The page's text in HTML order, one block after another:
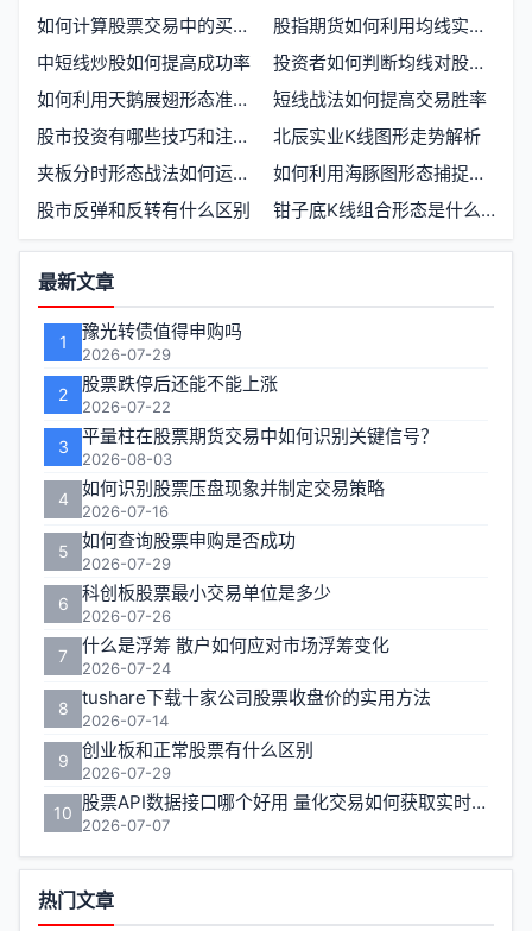
如何计算股票交易中的买入与卖出窗口
股指期货如何利用均线实现稳定盈利
中短线炒股如何提高成功率
投资者如何判断均线对股价的阻力卖点
如何利用天鹅展翅形态准确抄底买入
短线战法如何提高交易胜率
股市投资有哪些技巧和注意事项
北辰实业K线图形走势解析
夹板分时形态战法如何运用在实战中
如何利用海豚图形态捕捉黑马股
股市反弹和反转有什么区别
钳子底K线组合形态是什么 如何识别和应用相关图形
功
能
区
最新文章
1 豫光转债值得申购吗
2026-07-29
2 股票跌停后还能不能上涨
2026-07-22
3 平量柱在股票期货交易中如何识别关键信号？
2026-08-03
4 如何识别股票压盘现象并制定交易策略
2026-07-16
5 如何查询股票申购是否成功
2026-07-29
6 科创板股票最小交易单位是多少
2026-07-26
7 什么是浮筹 散户如何应对市场浮筹变化
2026-07-24
8 tushare下载十家公司股票收盘价的实用方法
2026-07-14
9 创业板和正常股票有什么区别
2026-07-29
10 股票API数据接口哪个好用 量化交易如何获取实时行情
2026-07-07
热门文章